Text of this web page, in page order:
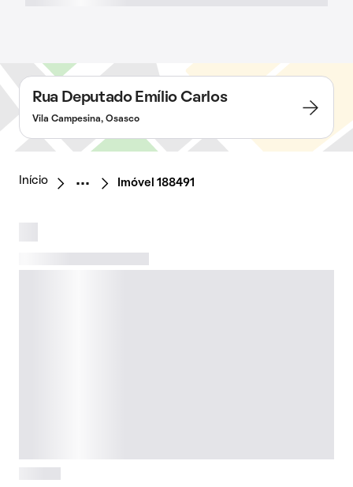
Rua Deputado Emílio Carlos
Vila Campesina, Osasco
Início Imóvel 188491